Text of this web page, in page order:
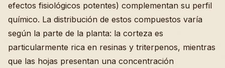
efectos fisiológicos potentes) complementan su perfil
químico. La distribución de estos compuestos varía
según la parte de la planta: la corteza es
particularmente rica en resinas y triterpenos, mientras
que las hojas presentan una concentración